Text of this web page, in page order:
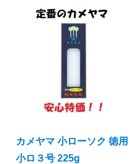
カメヤマ 小ローソク 徳用
小ロ３号 225g